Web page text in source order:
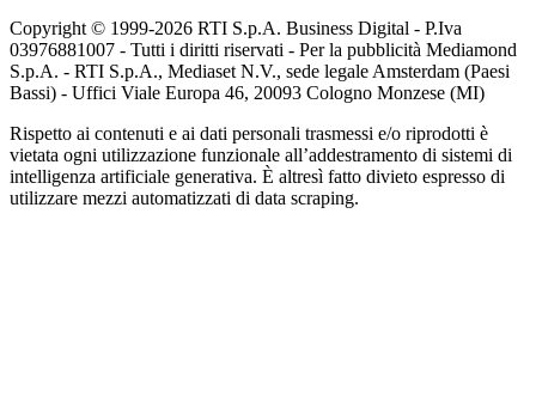
Copyright © 1999-2026 RTI S.p.A. Business Digital - P.Iva
03976881007 - Tutti i diritti riservati - Per la pubblicità Mediamond
S.p.A. - RTI S.p.A., Mediaset N.V., sede legale Amsterdam (Paesi
Bassi) - Uffici Viale Europa 46, 20093 Cologno Monzese (MI)
Rispetto ai contenuti e ai dati personali trasmessi e/o riprodotti è
vietata ogni utilizzazione funzionale all’addestramento di sistemi di
intelligenza artificiale generativa. È altresì fatto divieto espresso di
utilizzare mezzi automatizzati di data scraping.